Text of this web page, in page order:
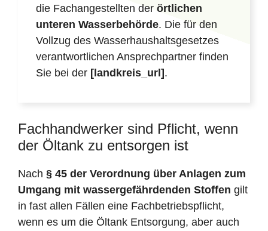
die Fachangestellten der örtlichen
unteren Wasserbehörde. Die für den
Vollzug des Wasserhaushaltsgesetzes
verantwortlichen Ansprechpartner finden
Sie bei der [landkreis_url] .
Fachhandwerker sind Pflicht, wenn
der Öltank zu entsorgen ist
Nach § 45 der Verordnung über Anlagen zum
Umgang mit wassergefährdenden Stoffen gilt
in fast allen Fällen eine Fachbetriebspflicht,
wenn es um die Öltank Entsorgung, aber auch